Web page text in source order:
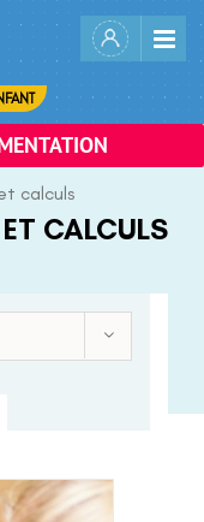
calculs
CALCULS